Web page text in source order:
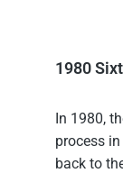
1980
In 1980,
process
back to